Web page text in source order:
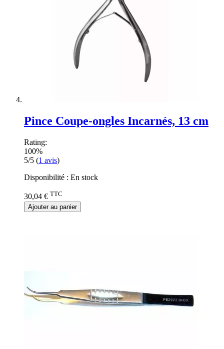
Pince Coupe-ongles Incarnés, 13 cm
Rating:
100%
5/5 (1 avis)
Disponibilité : En stock
30,04 € TTC
Ajouter au panier